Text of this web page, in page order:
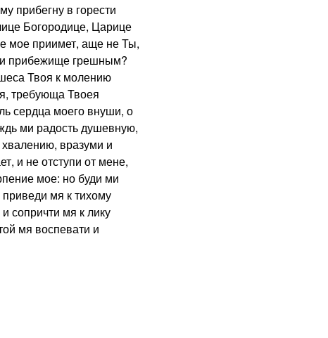
прибегну в горести
Богородице, Царице
мое приимет, аще не Ты,
прибежище грешным?
Твоя к молению
требующа Твоея
сердца моего внуши, о
ми радость душевную,
вразуми и
и не отступи от мене,
мое: но буди ми
мя к тихому
сопричти мя к лику
мя воспевати и